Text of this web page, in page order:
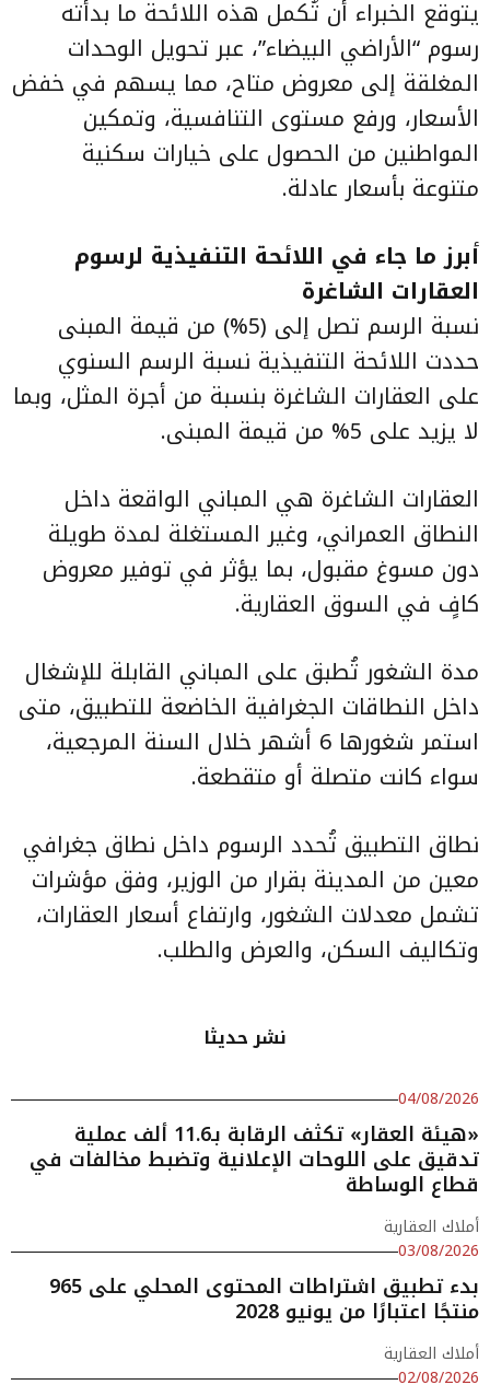
يتوقع الخبراء أن تُكمل هذه اللائحة ما بدأته
رسوم “الأراضي البيضاء”، عبر تحويل الوحدات
المغلقة إلى معروض متاح، مما يسهم في خفض
الأسعار، ورفع مستوى التنافسية، وتمكين
المواطنين من الحصول على خيارات سكنية
متنوعة بأسعار عادلة.
أبرز ما جاء في اللائحة التنفيذية لرسوم
العقارات الشاغرة
نسبة الرسم تصل إلى (5%) من قيمة المبنى
حددت اللائحة التنفيذية نسبة الرسم السنوي
على العقارات الشاغرة بنسبة من أجرة المثل، وبما
لا يزيد على 5% من قيمة المبنى.
العقارات الشاغرة هي المباني الواقعة داخل
النطاق العمراني، وغير المستغلة لمدة طويلة
دون مسوغ مقبول، بما يؤثر في توفير معروض
كافٍ في السوق العقارية.
مدة الشغور تُطبق على المباني القابلة للإشغال
داخل النطاقات الجغرافية الخاضعة للتطبيق، متى
استمر شغورها 6 أشهر خلال السنة المرجعية،
سواء كانت متصلة أو متقطعة.
نطاق التطبيق تُحدد الرسوم داخل نطاق جغرافي
معين من المدينة بقرار من الوزير، وفق مؤشرات
تشمل معدلات الشغور، وارتفاع أسعار العقارات،
وتكاليف السكن، والعرض والطلب.
نشر حديثا
04/08/2026
«هيئة العقار» تكثف الرقابة بـ11.6 ألف عملية
تدقيق على اللوحات الإعلانية وتضبط مخالفات في
قطاع الوساطة
أملاك العقارية
03/08/2026
بدء تطبيق اشتراطات المحتوى المحلي على 965
منتجًا اعتبارًا من يونيو 2028
أملاك العقارية
02/08/2026